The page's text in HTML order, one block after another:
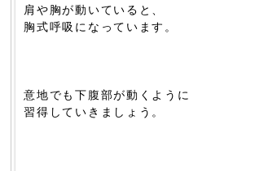
肩や胸が動いていると、
胸式呼吸になっています。
意地でも下腹部が動くように
習得していきましょう。